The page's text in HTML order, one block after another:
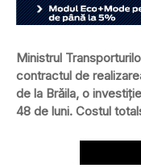
Ministrul
contractul de
de la Brăila, o
48 de luni. Costul